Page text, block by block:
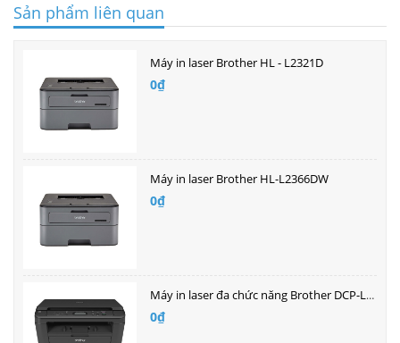
Sản phẩm liên quan
Máy in laser Brother HL - L2321D
0₫
Máy in laser Brother HL-L2366DW
0₫
Máy in laser đa chức năng Brother DCP-L2520D
0₫